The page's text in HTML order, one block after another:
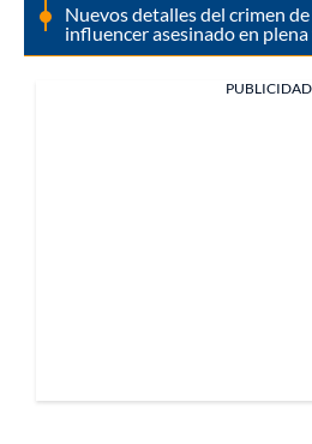
Nuevos detalles del crimen
influencer asesinado en
PUBLICIDAD